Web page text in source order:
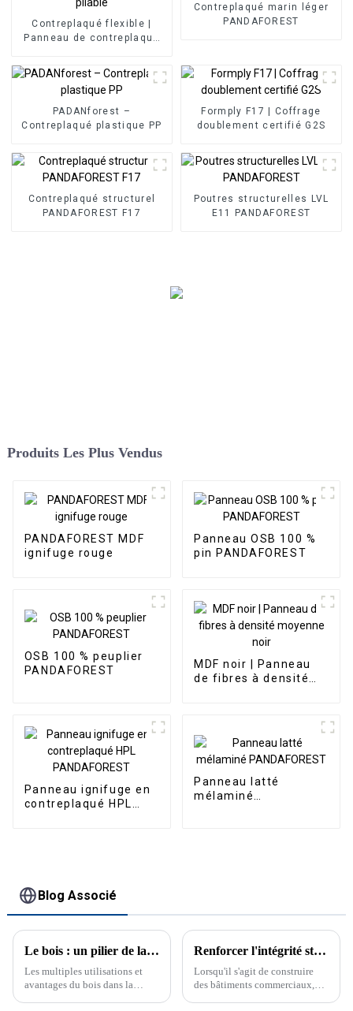
Contreplaqué flexible |
Panneau de contreplaqué
Contreplaqué marin léger
PANDAFOREST
PADANforest –
Contreplaqué plastique PP
Formply F17 | Coffrage
doublement certifié G2S
Contreplaqué structurel
PANDAFOREST F17
Poutres structurelles LVL
E11 PANDAFOREST
Produits Les Plus Vendus
PANDAFOREST MDF
ignifuge rouge
Panneau OSB 100 %
pin PANDAFOREST
OSB 100 % peuplier
PANDAFOREST
MDF noir | Panneau
de fibres à densité
Panneau ignifuge en
contreplaqué HPL
Panneau latté
mélaminé
Blog Associé
Le bois : un pilier de la construction moderne
Les multiples utilisations et
avantages du bois dans la
Renforcer l'intégrité structurelle : Panneau OSB pour bâtiments commerciaux
Lorsqu'il s'agit de construire
des bâtiments commerciaux,